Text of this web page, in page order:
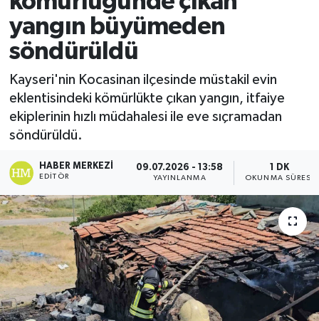
yangın büyümeden
söndürüldü
Kayseri'nin Kocasinan ilçesinde müstakil evin
eklentisindeki kömürlükte çıkan yangın, itfaiye
ekiplerinin hızlı müdahalesi ile eve sıçramadan
söndürüldü.
HABER MERKEZI
EDITÖR
09.07.2026 - 13:58
YAYINLANMA
1 DK
OKUNMA SÜRESI
Ekonomi
Sağlık
Tokat Haber